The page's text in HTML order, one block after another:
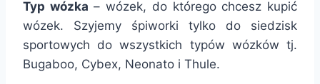
Typ wózka – wózek, do którego chcesz kupić
wózek. Szyjemy śpiworki tylko do siedzisk
sportowych do wszystkich typów wózków tj.
Bugaboo, Cybex, Neonato i Thule.